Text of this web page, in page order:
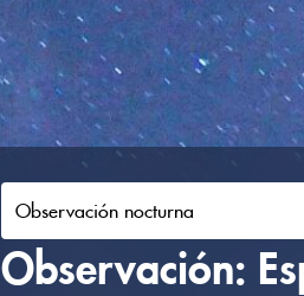
Observación nocturna
Observación: